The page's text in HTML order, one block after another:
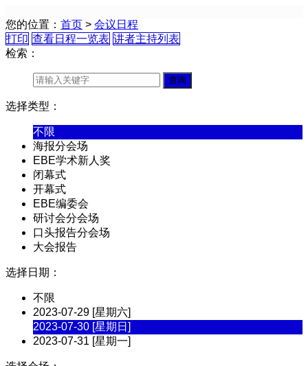
您的位置： 首页 > 会议日程
打印 查看日程一览表 讲者主持列表
检索：
查询
选择类型：
不限
海报分会场
EBE学术新人奖
闭幕式
开幕式
EBE编委会
研讨会分会场
口头报告分会场
大会报告
选择日期：
不限
2023-07-29 [星期六]
2023-07-30 [星期日]
2023-07-31 [星期一]